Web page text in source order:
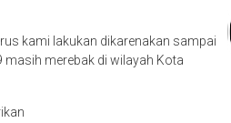
kami lakukan dikarenakan sampai
masih merebak di wilayah Kota